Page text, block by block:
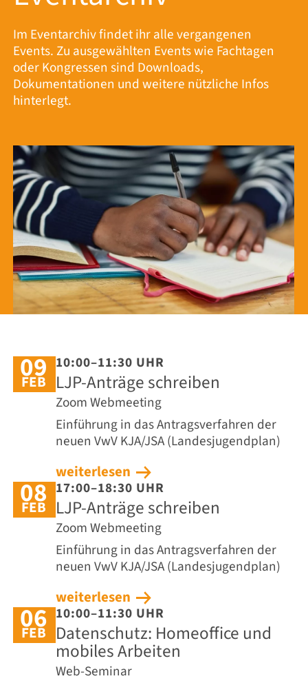
Im Eventarchiv findet ihr alle vergangenen
Events. Zu ausgewählten Events wie Fachtagen
oder Kongressen sind Downloads,
Dokumentationen und weitere nützliche Infos
hinterlegt.
09
FEB
10:00–11:30 UHR
LJP-Anträge schreiben
Zoom Webmeeting
Einführung in das Antragsverfahren der
neuen VwV KJA/JSA (Landesjugendplan)
weiterlesen
08
FEB
17:00–18:30 UHR
LJP-Anträge schreiben
Zoom Webmeeting
Einführung in das Antragsverfahren der
neuen VwV KJA/JSA (Landesjugendplan)
weiterlesen
06
FEB
10:00–11:30 UHR
Datenschutz: Homeoffice und
mobiles Arbeiten
Web-Seminar